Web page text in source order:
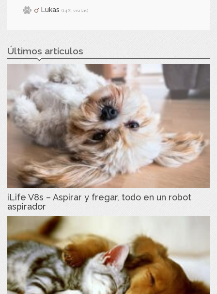
Lukas (1421 visitas)
Últimos artículos
iLife V8s – Aspirar y fregar, todo en un robot
aspirador